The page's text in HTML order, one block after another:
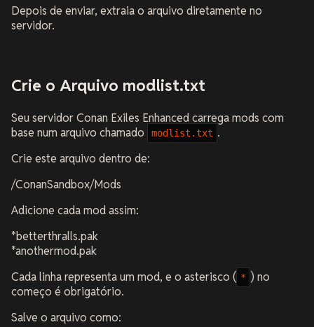
Depois de enviar, extraia o arquivo diretamente no
servidor.
Crie o Arquivo modlist.txt
Seu servidor Conan Exiles Enhanced carrega mods com
base num arquivo chamado
modlist.txt .
Crie este arquivo dentro de:
/ConanSandbox/Mods
Adicione cada mod assim:
*betterthralls.pak
*anothermod.pak
Cada linha representa um mod, e o asterisco ( * ) no
começo é obrigatório.
Salve o arquivo como: